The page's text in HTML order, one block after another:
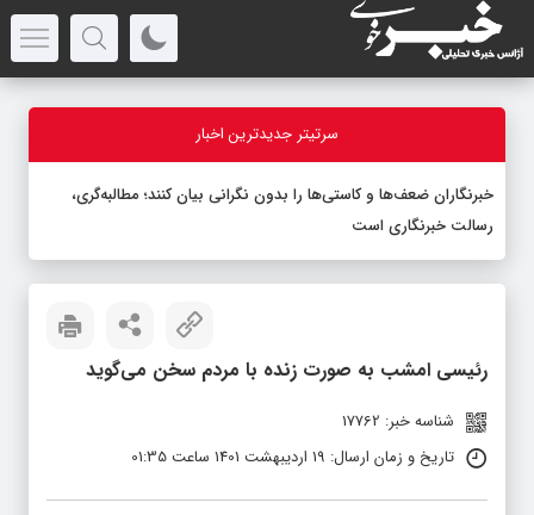
سرتیتر جدیدترین اخبار
خبرنگاران ضعف‌ها و کاستی‌ها را بدون نگرانی بیان کنند؛ مطالبه‌گری،
رسالت خبرنگاری است
رئیسی امشب به صورت زنده با مردم سخن می‌گوید
شناسه خبر: 17762
تاریخ و زمان ارسال: 19 اردیبهشت 1401 ساعت 01:35